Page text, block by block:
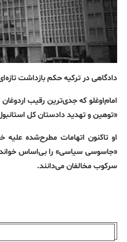
دادگاهی در ترکیه حکم بازداشت
امام‌اوغلو که جدی‌ترین رقیب
«توهین و تهدید دادستان کل
او تاکنون اتهامات مطرح‌شده علیه
«جاسوسی سیاسی» را بی‌اساس
سرکوب مخالفان می‌دانند.